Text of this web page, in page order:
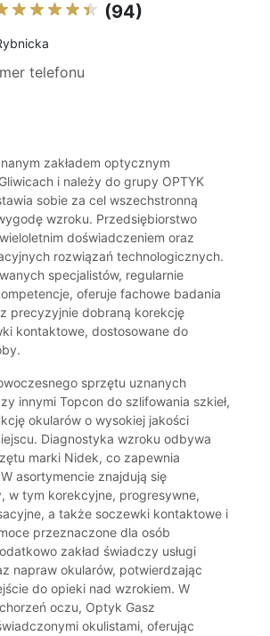
(94)
telefonu
zakładem optycznym
i należy do grupy OPTYK
sobie za cel wszechstronną
wzroku. Przedsiębiorstwo
doświadczeniem oraz
rozwiązań technologicznych.
specjalistów, regularnie
oferuje fachowe badania
precyzyjnie dobraną korekcję
kontaktowe, dostosowane do
sprzętu uznanych
innymi Topcon do szlifowania szkieł,
okularów o wysokiej jakości
Diagnostyka wzroku odbywa
marki Nidek, co zapewnia
asortymencie znajdują się
w tym korekcyjne, progresywne,
a także soczewki kontaktowe i
przeznaczone dla osób
zakład świadczy usługi
napraw okularów, potwierdzając
do opieki nad wzrokiem. W
oczu, Optyk Gasz
okulistami, oferując